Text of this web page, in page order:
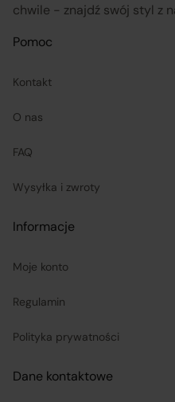
chwile - znajdź swój styl z
Pomoc
Kontakt
O nas
FAQ
Wysyłka i zwroty
Informacje
Moje konto
Regulamin
Polityka prywatności
Dane kontaktowe
koordynuje proces
– w tym przyjmuje
zwrotu ceny i kosztów
sprzedaży, w tym za
Platformie;
zgodnie z jej treścią;
z zawartej umowy